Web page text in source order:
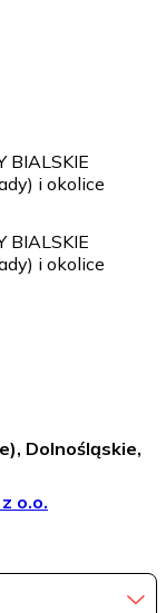
BIALSKIE
i okolice
BIALSKIE
i okolice
Dolnośląskie,
o.o.